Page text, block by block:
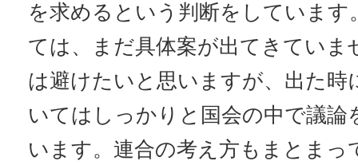
を求めるという判断をしています
ては、まだ具体案が出てきていま
は避けたいと思いますが、出た時
いてはしっかりと国会の中で議論
います。連合の考え方もまとまっ